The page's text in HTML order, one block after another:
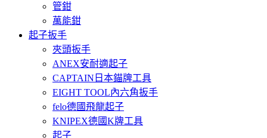
管鉗
萬能鉗
起子扳手
夾頭扳手
ANEX安耐適起子
CAPTAIN日本錨牌工具
EIGHT TOOL內六角扳手
felo德國飛龍起子
KNIPEX德國K牌工具
起子